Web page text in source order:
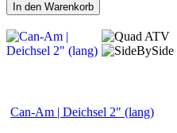
In den Warenkorb
Can-Am | Deichsel 2" (lang)